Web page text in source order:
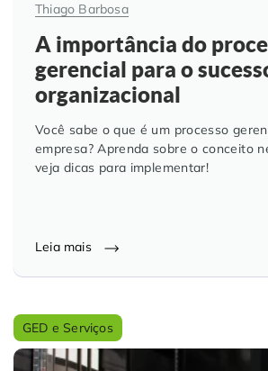
Thiago Barbosa
A importância do
gerencial para o
organizacional
Você sabe o que é um processo
empresa? Aprenda sobre o conceito
veja dicas para implementar!
Leia mais
GED e Serviços